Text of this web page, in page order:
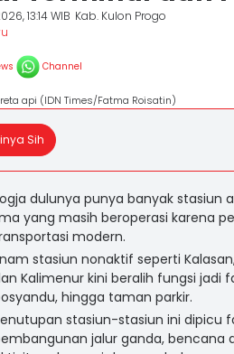
13:14 WIB Kab. Kulon Progo
Channel
api (IDN Times/Fatma Roisatin)
Sih
dulunya punya banyak stasiun
yang masih beroperasi karena
modern.
stasiun nonaktif seperti
Kalimenur kini beralih fungsi jadi
hingga taman parkir.
stasiun-stasiun ini dipicu
jalur ganda, bencana